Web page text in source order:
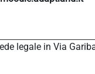
legale in Via